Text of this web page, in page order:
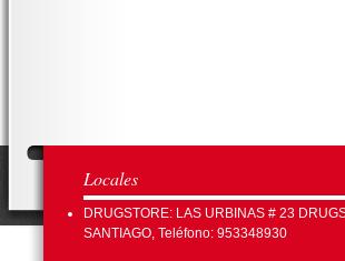
Locales
DRUGSTORE: LAS URBINAS # 23
SANTIAGO, Teléfono: 953348930